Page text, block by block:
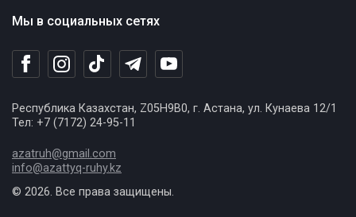
Мы в социальных сетях
Республика Казахстан, Z05H9B0, г. Астана, ул. Кунаева 12/1
Тел: +7 (7172) 24-95-11
azatruh@gmail.com
info@azattyq-ruhy.kz
© 2026. Все права защищены.